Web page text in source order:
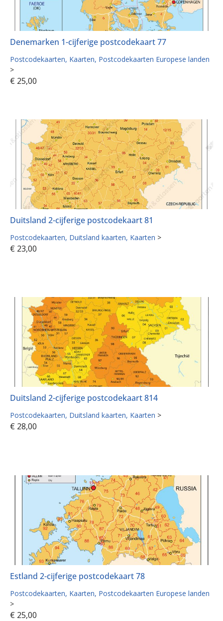
Denemarken 1-cijferige postcodekaart 77
Postcodekaarten Kaarten Postcodekaarten Europese landen
>
€ 25,00
Duitsland 2-cijferige postcodekaart 81
Postcodekaarten Duitsland kaarten Kaarten >
€ 23,00
Duitsland 2-cijferige postcodekaart 814
Postcodekaarten Duitsland kaarten Kaarten >
€ 28,00
Estland 2-cijferige postcodekaart 78
Postcodekaarten Kaarten Postcodekaarten Europese landen
>
€ 25,00